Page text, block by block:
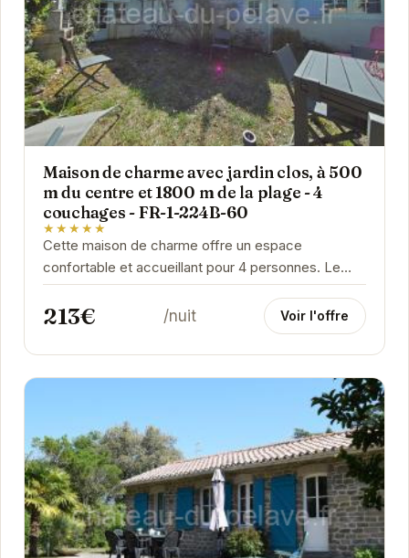
Maison de charme avec jardin clos, à 500
m du centre et 1800 m de la plage - 4
couchages - FR-1-224B-60
★★★★★
Cette maison de charme offre un espace
confortable et accueillant pour 4 personnes. Le
jardin clos est un véritable atout, idéal pour les
repas en...
213€ /nuit Voir l'offre